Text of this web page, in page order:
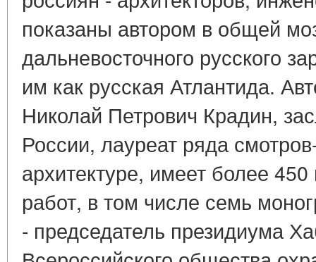
показаны автором в общей
дальневосточного русского
им как русская Атлантида.
Николай Петрович Крадин,
России, лауреат ряда
архитектуре, имеет более
работ, в том числе семь
- председатель президиума